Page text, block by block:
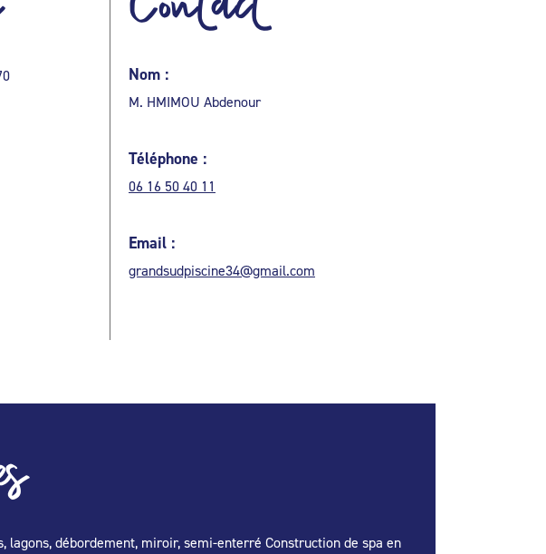
Nom :
M. HMIMOU Abdenour
Téléphone :
06 16 50 40 11
Email :
grandsudpiscine34@gmail.com
débordement, miroir, semi-enterré Construction de spa en